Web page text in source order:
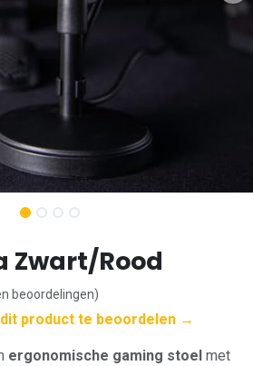
Zwart/Rood
beoordelingen)
product te beoordelen →
ergonomische gaming stoel met